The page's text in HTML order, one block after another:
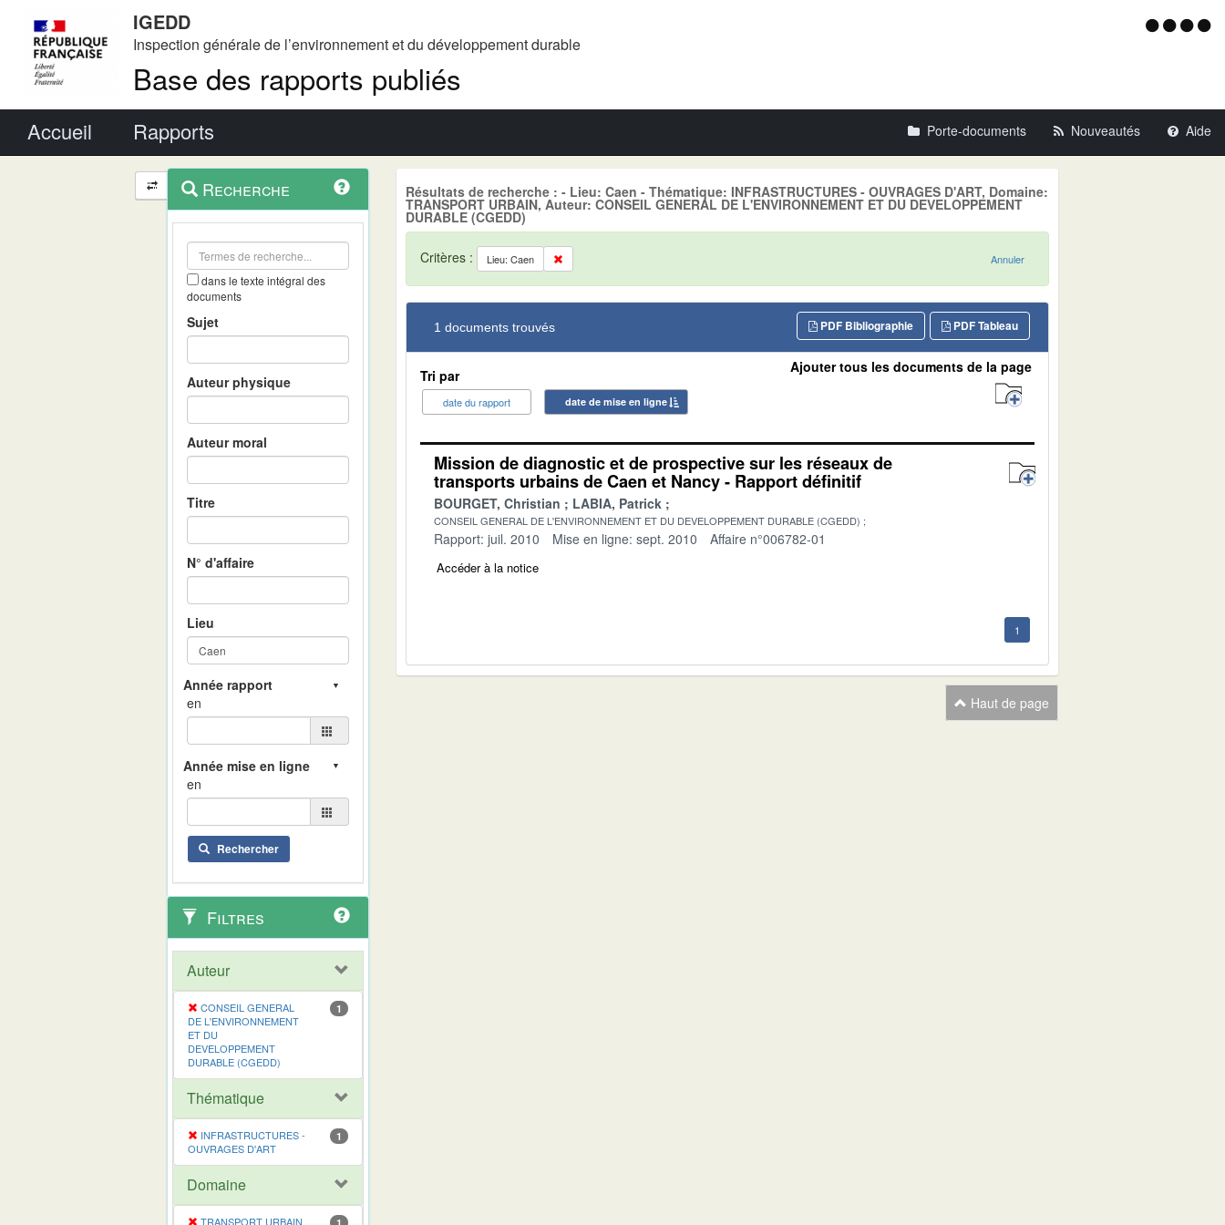
IGEDD
Inspection générale de l’environnement et du développement durable
Base des rapports publiés
Menu
Accueil Rapports Porte-documents Nouveautés Aide
Navigation
et
outils
contextuel
Recherche
dans le texte intégral des
documents
Sujet
Auteur physique
Auteur moral
Titre
N° d'affaire
Lieu
en
en
Rechercher
Filtres
Auteur
CONSEIL GENERAL
DE L'ENVIRONNEMENT
ET DU
DEVELOPPEMENT
DURABLE (CGEDD)
1
Thématique
INFRASTRUCTURES -
OUVRAGES D'ART
1
Domaine
TRANSPORT URBAIN
Résultats de recherche : - Lieu: Caen - Thématique: INFRASTRUCTURES - OUVRAGES D'ART, Domaine:
TRANSPORT URBAIN, Auteur: CONSEIL GENERAL DE L'ENVIRONNEMENT ET DU DEVELOPPEMENT
DURABLE (CGEDD)
Critères : Lieu: Caen Annuler
1 documents trouvés PDF Tableau
PDF Bibliographie
Tri par
date du rapport date de mise en ligne
Ajouter tous les documents de la page
Mission de diagnostic et de prospective sur les réseaux de
transports urbains de Caen et Nancy - Rapport définitif
BOURGET, Christian LABIA, Patrick
CONSEIL GENERAL DE L'ENVIRONNEMENT ET DU DEVELOPPEMENT DURABLE (CGEDD)
Rapport: juil. 2010 Mise en ligne: sept. 2010 Affaire n°006782-01
Accéder à la notice
1
Haut de page